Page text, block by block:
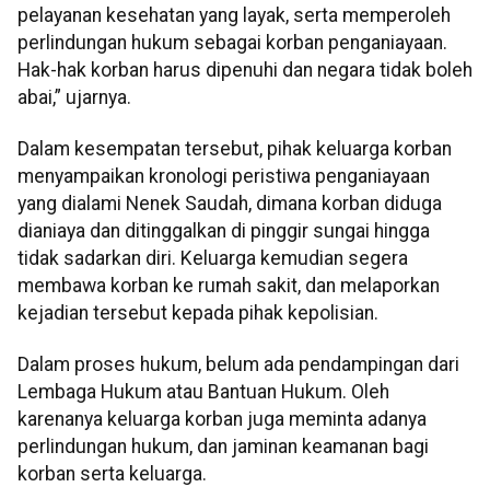
pelayanan kesehatan yang layak, serta memperoleh
perlindungan hukum sebagai korban penganiayaan.
Hak-hak korban harus dipenuhi dan negara tidak boleh
abai,” ujarnya.
Dalam kesempatan tersebut, pihak keluarga korban
menyampaikan kronologi peristiwa penganiayaan
yang dialami Nenek Saudah, dimana korban diduga
dianiaya dan ditinggalkan di pinggir sungai hingga
tidak sadarkan diri. Keluarga kemudian segera
membawa korban ke rumah sakit, dan melaporkan
kejadian tersebut kepada pihak kepolisian.
Dalam proses hukum, belum ada pendampingan dari
Lembaga Hukum atau Bantuan Hukum. Oleh
karenanya keluarga korban juga meminta adanya
perlindungan hukum, dan jaminan keamanan bagi
korban serta keluarga.